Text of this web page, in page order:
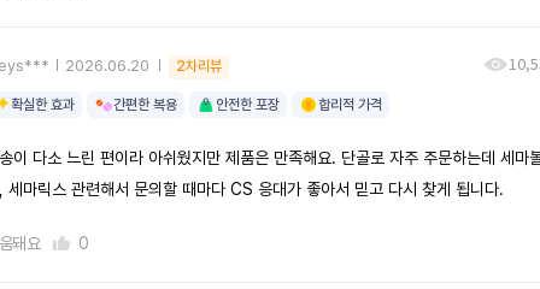
2026.06.20 2차리뷰
확실한 효과 간편한 복용 안전한 포장 합리적 가격
이 다소 느린 편이라 아쉬웠지만 제품은 만족해요. 단골로 자주 주문하는데 세마
세마릭스 관련해서 문의할 때마다 CS 응대가 좋아서 믿고 다시 찾게 됩니다.
돼요 0